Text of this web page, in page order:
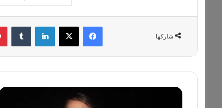
شاركها
فيسبوك ‫X لينكدإن ‏Tumblr
ع